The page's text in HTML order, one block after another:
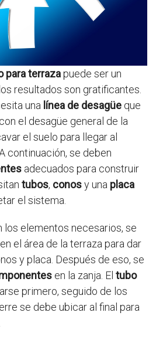
para terrazapuede ser un
resultados son gratificantes.
una línea de desagüe que
el desagüe general de la
el suelo para llegar al
continuación, se deben
adecuados para construir
tubos, conosy una placa
el sistema.
los elementos necesarios, se
el área de la terraza para dar
y placa. Después de eso, se
en la zanja. El tubo
primero, seguido de los
se debe ubicar al final para